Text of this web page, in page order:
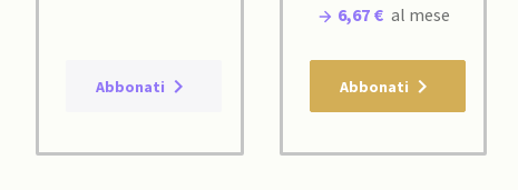
Abbonati
6,67 € al mese
Abbonati